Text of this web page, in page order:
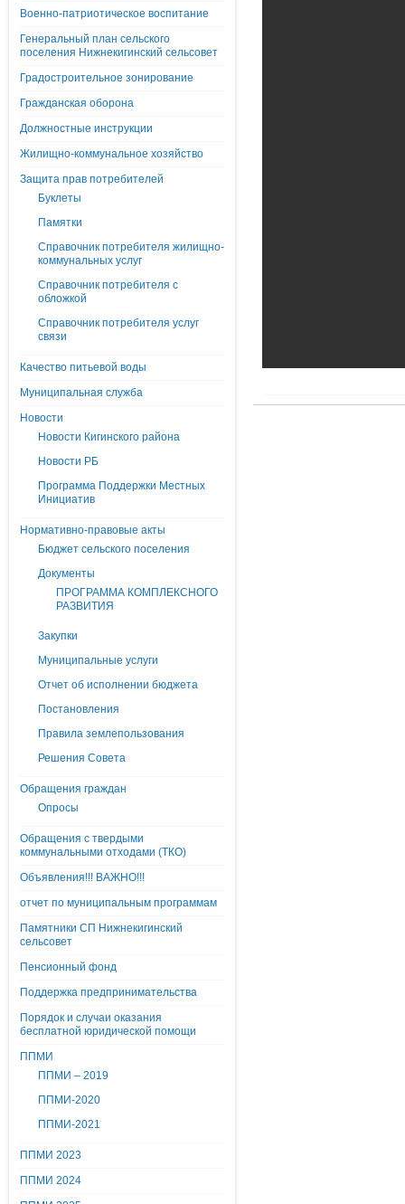
Военно-патриотическое воспитание
Генеральный план сельского
поселения Нижнекигинский сельсовет
Градостроительное зонирование
Гражданская оборона
Должностные инструкции
Жилищно-коммунальное хозяйство
Защита прав потребителей
Буклеты
Памятки
Справочник потребителя жилищно-
коммунальных услуг
Справочник потребителя с
обложкой
Справочник потребителя услуг
связи
Качество питьевой воды
Муниципальная служба
Новости
Новости Кигинского района
Новости РБ
Программа Поддержки Местных
Инициатив
Нормативно-правовые акты
Бюджет сельского поселения
Документы
ПРОГРАММА КОМПЛЕКСНОГО
РАЗВИТИЯ
Закупки
Муниципальные услуги
Отчет об исполнении бюджета
Постановления
Правила землепользования
Решения Совета
Обращения граждан
Опросы
Обращения с твердыми
коммунальными отходами (ТКО)
Объявления!!! ВАЖНО!!!
отчет по муниципальным программам
Памятники СП Нижнекигинский
сельсовет
Пенсионный фонд
Поддержка предпринимательства
Порядок и случаи оказания
бесплатной юридической помощи
ППМИ
ППМИ – 2019
ППМИ-2020
ППМИ-2021
ППМИ 2023
ППМИ 2024